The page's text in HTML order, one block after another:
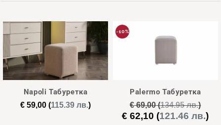
Napoli Табуретка
€ 59,00 (115.39 лв.)
-10%
Palermo Табуретка
€69,00(134.95 лв.)
Original
€ 62,10 (121.46 лв.)